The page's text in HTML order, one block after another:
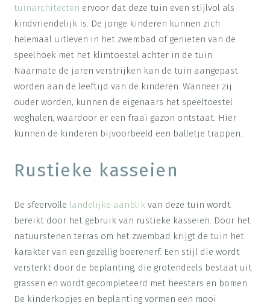
tuinarchitecten ervoor dat deze tuin even stijlvol als
kindvriendelijk is. De jonge kinderen kunnen zich
helemaal uitleven in het zwembad of genieten van de
speelhoek met het klimtoestel achter in de tuin.
Naarmate de jaren verstrijken kan de tuin aangepast
worden aan de leeftijd van de kinderen. Wanneer zij
ouder worden, kunnen de eigenaars het speeltoestel
weghalen, waardoor er een fraai gazon ontstaat. Hier
kunnen de kinderen bijvoorbeeld een balletje trappen.
Rustieke kasseien
De sfeervolle landelijke aanblikvan deze tuin wordt
bereikt door het gebruik van rustieke kasseien. Door het
natuurstenen terras om het zwembad krijgt de tuin het
karakter van een gezellig boerenerf. Een stijl die wordt
versterkt door de beplanting, die grotendeels bestaat uit
grassen en wordt gecompleteerd met heesters en bomen.
De kinderkopjes en beplanting vormen een mooi